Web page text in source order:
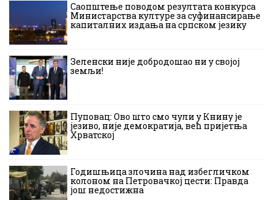
Саопштење поводом резултата конкурса
Министарства културе за суфинансирање
капиталних издања на српском језику
Зеленски није добродошао ни у својој
земљи!
Пуповац: Ово што смо чули у Книну је
језиво, није демократија, већ пријетња
Хрватској
Годишњица злочина над избегличком
колоном на Петровачкој цести: Правда
још недостижна